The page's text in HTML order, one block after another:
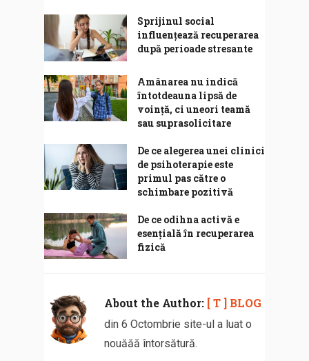
Sprijinul social
influențează recuperarea
după perioade stresante
Amânarea nu indică
întotdeauna lipsă de
voință, ci uneori teamă
sau suprasolicitare
De ce alegerea unei clinici
de psihoterapie este
primul pas către o
schimbare pozitivă
De ce odihna activă e
esențială în recuperarea
fizică
About the Author: [ T ] BLOG
din 6 Octombrie site-ul a luat o
nouăăă întorsătură.